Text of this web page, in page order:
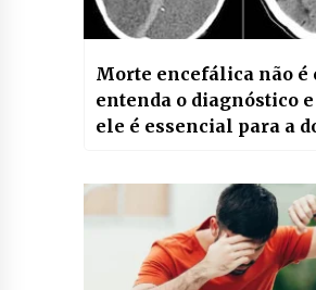
Morte encefálica não é
entenda o diagnóstico
ele é essencial para a